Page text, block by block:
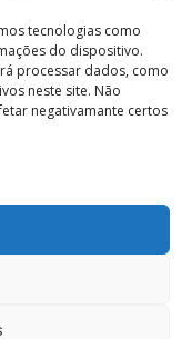
tecnologias como
do dispositivo.
processar dados, como
neste site. Não
negativamante certos